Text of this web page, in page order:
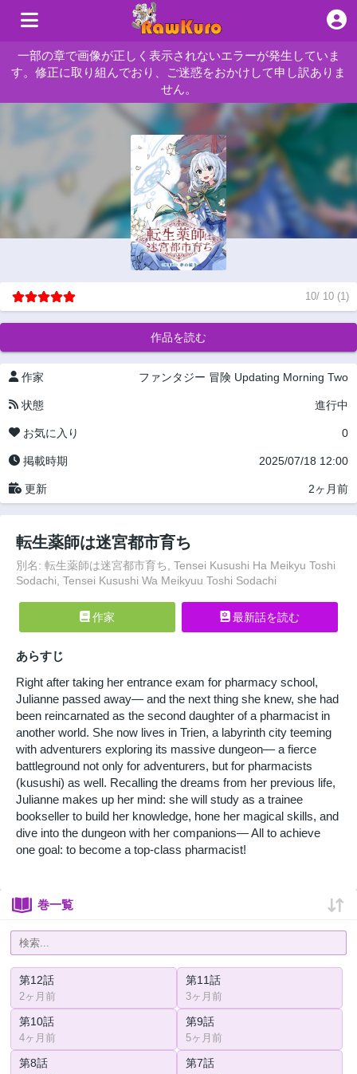
一部の章で画像が正しく表示されないエラーが発生していま
す。修正に取り組んでおり、ご迷惑をおかけして申し訳ありま
せん。
10/ 10 (1)
作品を読む
作家 ファンタジー 冒険 Updating Morning Two
状態 進行中
お気に入り 0
掲載時期 2025/07/18 12:00
更新 2ヶ月前
転生薬師は迷宮都市育ち
別名: 転生薬師は迷宮都市育ち, Tensei Kusushi Ha Meikyu Toshi
Sodachi, Tensei Kusushi Wa Meikyuu Toshi Sodachi
作家 最新話を読む
あらすじ
Right after taking her entrance exam for pharmacy school,
Julianne passed away— and the next thing she knew, she had
been reincarnated as the second daughter of a pharmacist in
another world. She now lives in Trien, a labyrinth city teeming
with adventurers exploring its massive dungeon— a fierce
battleground not only for adventurers, but for pharmacists
(kusushi) as well. Recalling the dreams from her previous life,
Julianne makes up her mind: she will study as a trainee
bookseller to build her knowledge, hone her magical skills, and
dive into the dungeon with her companions— All to achieve
one goal: to become a top-class pharmacist!
巻一覧
第12話
2ヶ月前
第11話
3ヶ月前
第10話
4ヶ月前
第9話
5ヶ月前
第8話 第7話